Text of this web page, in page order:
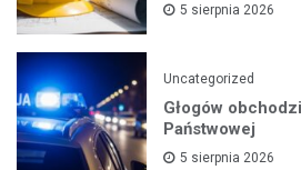
5 sierpnia 2026
Uncategorized
Głogów
Państwowej
5 sierpnia 2026